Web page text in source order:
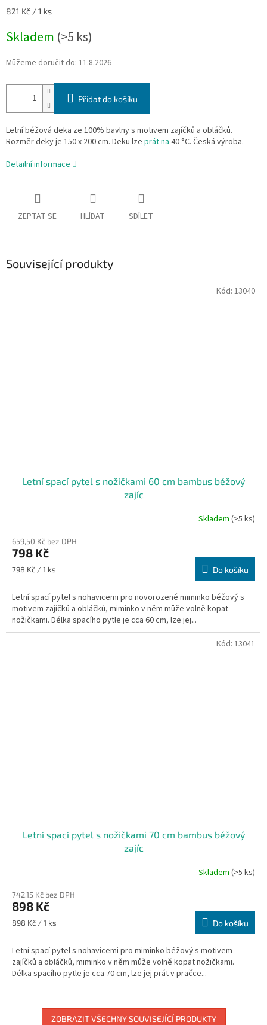
Měrná
821 Kč / 1 ks
Skladem (>5 ks)
Můžeme doručit do: 11.8.2026
Přidat do košíku
Letní béžová deka ze 100% bavlny s motivem zajíčků a obláčků.
Rozměr deky je 150 x 200 cm. Deku lze prát na40 °C. Česká výroba.
Detailní informace
ZEPTAT SE HLÍDAT SDÍLET
Související produkty
Letní spací pytel s nožičkami 60 cm bambus béžový
zajíc
Skladem (>5 ks)
659,50 Kč bez DPH
798 Kč
Měrná
798 Kč / 1 ks Do košíku
Letní spací pytel s nohavicemi pro novorozené miminko béžový s
motivem zajíčků a obláčků, miminko v něm může volně kopat
nožičkami. Délka spacího pytle je cca 60 cm, lze jej...
Kód: 13040
Letní spací pytel s nožičkami 70 cm bambus béžový
zajíc
produktu
je
5,0
hvězdiček.
Skladem(>5 ks)
742,15 Kč bez DPH
898 Kč
Měrná
898 Kč / 1 ks Do košíku
Letní spací pytel s nohavicemi pro miminko béžový s motivem
zajíčků a obláčků, miminko v něm může volně kopat nožičkami.
Délka spacího pytle je cca 70 cm, lze jej prát v pračce...
Kód: 13041
ZOBRAZIT VŠECHNY SOUVISEJÍCÍ PRODUKTY